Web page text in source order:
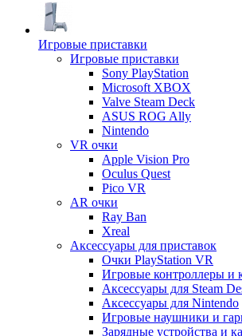
Игровые приставки
Игровые приставки
Sony PlayStation
Microsoft XBOX
Valve Steam Deck
ASUS ROG Ally
Nintendo
VR очки
Apple Vision Pro
Oculus Quest
Pico VR
AR очки
Ray Ban
Xreal
Аксессуары для приставок
Очки PlayStation VR
Игровые контроллеры и
Аксессуары для Steam
Аксессуары для Nintendo
Игровые наушники и
Зарядные устройства и